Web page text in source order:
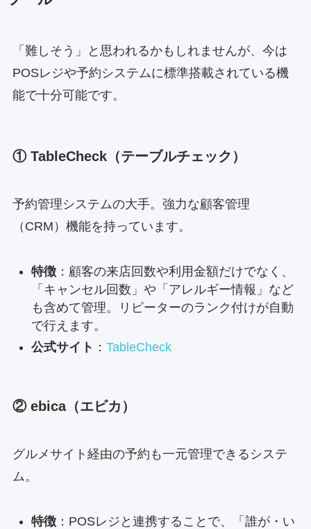
「難しそう」と思われるかもしれませんが、今は
POSレジや予約システムに標準搭載されている機
能で十分可能です。
① TableCheck（テーブルチェック）
予約管理システムの大手。強力な顧客管理
（CRM）機能を持っています。
特徴：顧客の来店回数や利用金額だけでなく、
「キャンセル回数」や「アレルギー情報」など
も含めて管理。リピーターのランク付けが自動
で行えます。
公式サイト ： TableCheck
② ebica（エビカ）
グルメサイト経由の予約も一元管理できるシステ
ム。
特徴：POSレジと連携することで、「誰が・い